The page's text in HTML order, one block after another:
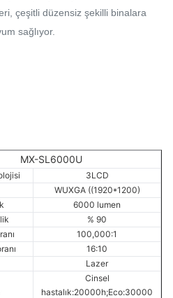
çeşitli düzensiz şekilli binalara
sağlıyor.
MX-SL6000U
3LCD
WUXGA ((1920*1200)
6000 lumen
% 90
100,000:1
16:10
Lazer
Cinsel
hastalık:20000h;Eco:30000